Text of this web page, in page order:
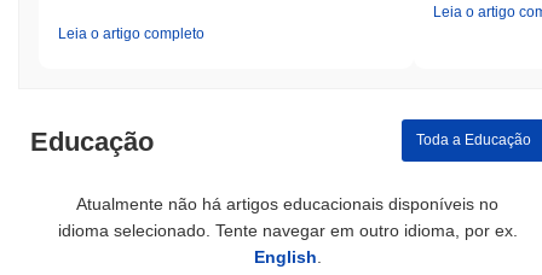
Leia o artigo completo
Leia o artigo
Educação Toda a Educação
Atualmente não há artigos educacionais disponíveis no
idioma selecionado. Tente navegar em outro idioma, por ex.
English